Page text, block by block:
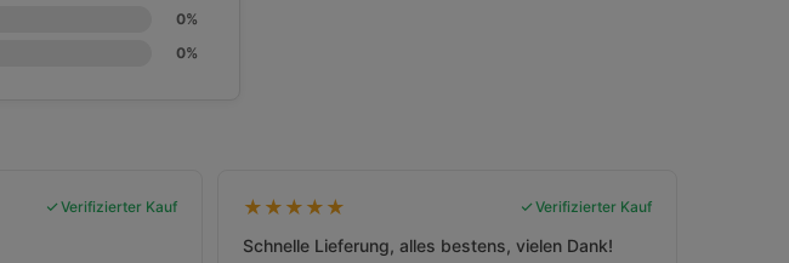
0%
0%
Verifizierter Kauf ★ ★ ★ ★ ★ Verifizierter Kauf
Schnelle Lieferung, alles bestens, vielen Dank!